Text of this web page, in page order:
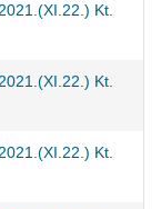
Kt.
Kt.
Kt.